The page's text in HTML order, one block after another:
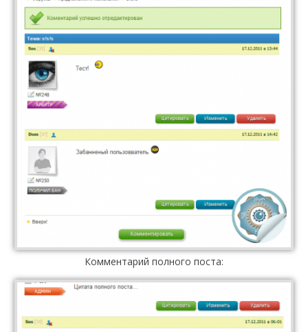
Комментарий полного поста: